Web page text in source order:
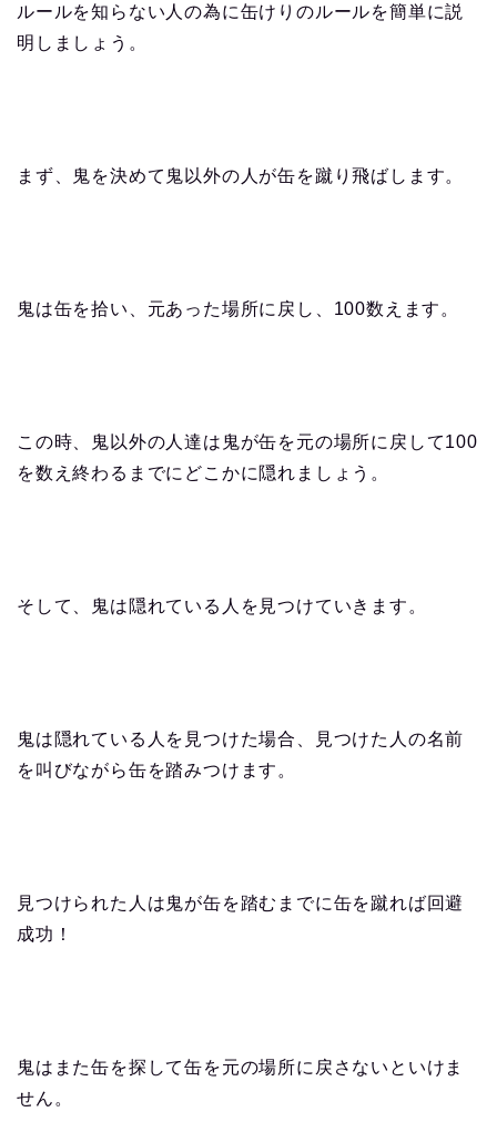
ルールを知らない人の為に缶けりのルールを簡単に説
明しましょう。
まず、鬼を決めて鬼以外の人が缶を蹴り飛ばします。
鬼は缶を拾い、元あった場所に戻し、100数えます。
この時、鬼以外の人達は鬼が缶を元の場所に戻して100
を数え終わるまでにどこかに隠れましょう。
そして、鬼は隠れている人を見つけていきます。
鬼は隠れている人を見つけた場合、見つけた人の名前
を叫びながら缶を踏みつけます。
見つけられた人は鬼が缶を踏むまでに缶を蹴れば回避
成功！
鬼はまた缶を探して缶を元の場所に戻さないといけま
せん。